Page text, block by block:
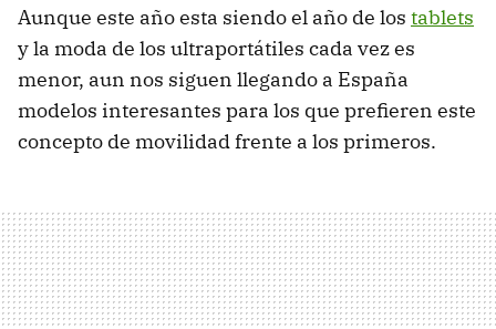
Aunque este año esta siendo el año de los tablets
y la moda de los ultraportátiles cada vez es
menor, aun nos siguen llegando a España
modelos interesantes para los que prefieren este
concepto de movilidad frente a los primeros.